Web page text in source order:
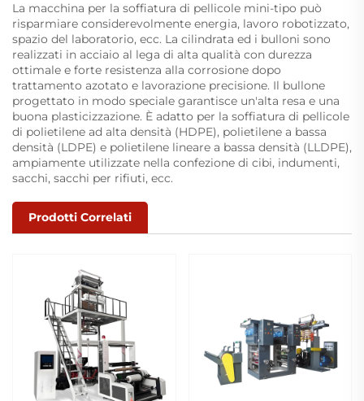
La macchina per la soffiatura di pellicole mini-tipo può
risparmiare considerevolmente energia, lavoro robotizzato,
spazio del laboratorio, ecc. La cilindrata ed i bulloni sono
realizzati in acciaio al lega di alta qualità con durezza
ottimale e forte resistenza alla corrosione dopo
trattamento azotato e lavorazione precisione. Il bullone
progettato in modo speciale garantisce un'alta resa e una
buona plasticizzazione. È adatto per la soffiatura di pellicole
di polietilene ad alta densità (HDPE), polietilene a bassa
densità (LDPE) e polietilene lineare a bassa densità (LLDPE),
ampiamente utilizzate nella confezione di cibi, indumenti,
sacchi, sacchi per rifiuti, ecc.
Prodotti Correlati